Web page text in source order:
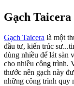
Gạch Taicera
Gạch Taicera là một
đầu tư, kiến trúc
dùng nhiều để lát sàn
cho nhiều công trình.
thước nên gạch này
những công trình quy